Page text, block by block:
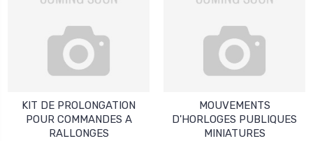
KIT DE PROLONGATION
POUR COMMANDES A
RALLONGES
MOUVEMENTS
D'HORLOGES PUBLIQUES
MINIATURES